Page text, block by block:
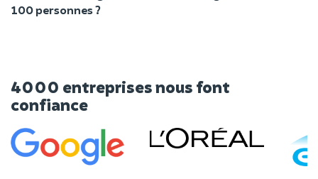
100 personnes ?
4000 entreprises nous font
confiance